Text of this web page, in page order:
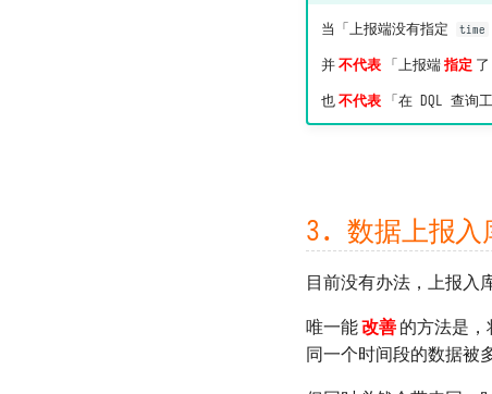
当「上报端没有指定 time
并 不代表 「上报端 指定 了
也 不代表 「在 DQL 查询
3. 数据上报入
目前没有办法，上报入
唯一能改善 的方法是
同一个时间段的数据被